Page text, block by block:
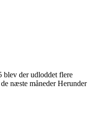
blev der udloddet flere
næste måneder Herunder